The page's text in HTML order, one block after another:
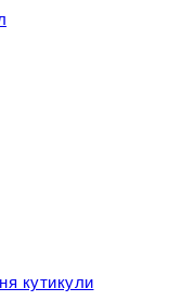
кутикули